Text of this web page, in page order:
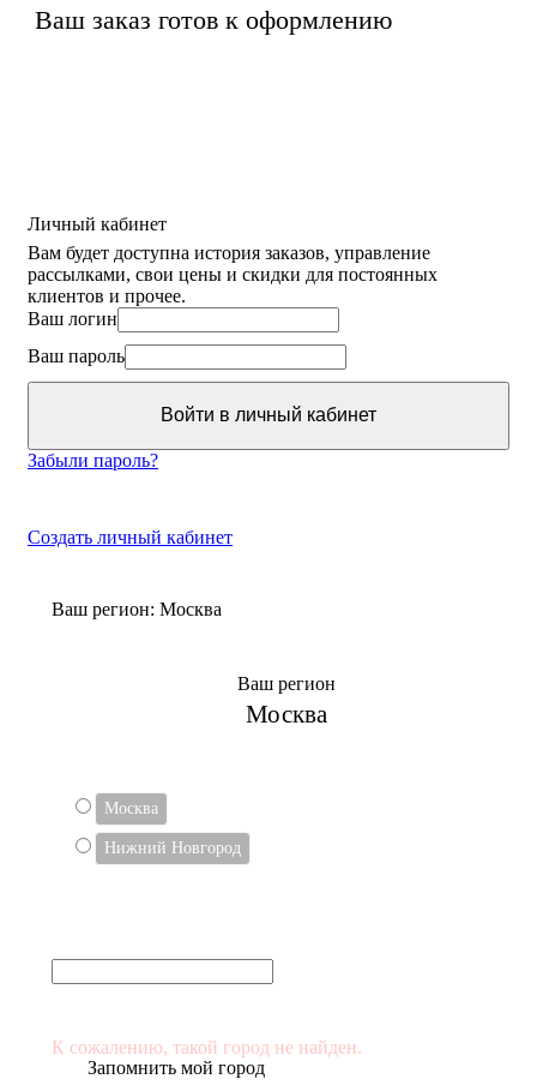
Ваш заказ готов к оформлению
Личный кабинет
Вам будет доступна история заказов, управление
рассылками, свои цены и скидки для постоянных
клиентов и прочее.
Ваш логин
Ваш пароль
Войти в личный кабинет
Забыли пароль?
Создать личный кабинет
Ваш регион: Москва
Ваш регион
Москва
Москва
Нижний Новгород
К сожалению, такой город не найден.
Запомнить мой город